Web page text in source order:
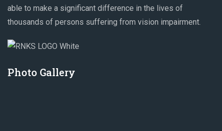
able to make a significant difference in the lives of
thousands of persons suffering from vision impairment.
Photo Gallery